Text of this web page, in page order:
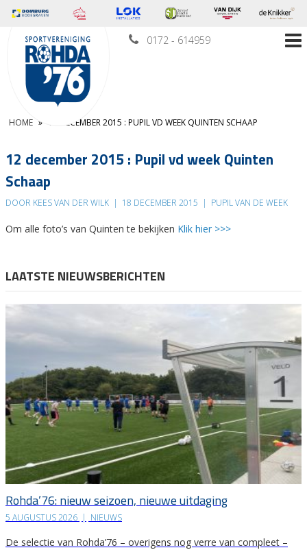
0172 - 614959
HOME » 12 DECEMBER 2015 : PUPIL VD WEEK QUINTEN SCHAAP
12 december 2015 : Pupil vd week Quinten
Schaap
DOOR KEES VAN DER WILK | 18 DECEMBER 2015 | PUPIL VAN DE WEEK
Om alle foto’s van Quinten te bekijken Klik hier >>>
LAATSTE NIEUWSBERICHTEN
Rohda’76: nieuw seizoen, nieuwe uitdaging
5 AUGUSTUS 2026 | NIEUWS
De selectie van Rohda’76 – overigens nog verre van compleet –